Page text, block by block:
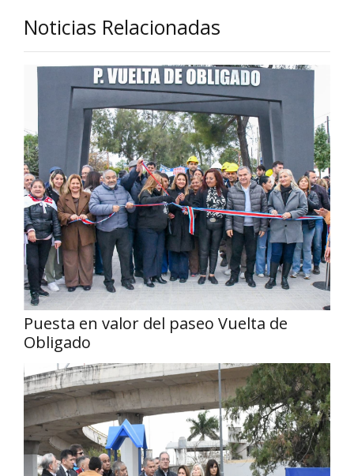
Noticias Relacionadas
Puesta en valor del paseo Vuelta de
Obligado